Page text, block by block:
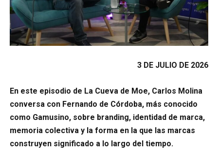
3 DE JULIO DE 2026
En este episodio de La Cueva de Moe, Carlos Molina
conversa con Fernando de Córdoba, más conocido
como Gamusino, sobre branding, identidad de marca,
memoria colectiva y la forma en la que las marcas
construyen significado a lo largo del tiempo.